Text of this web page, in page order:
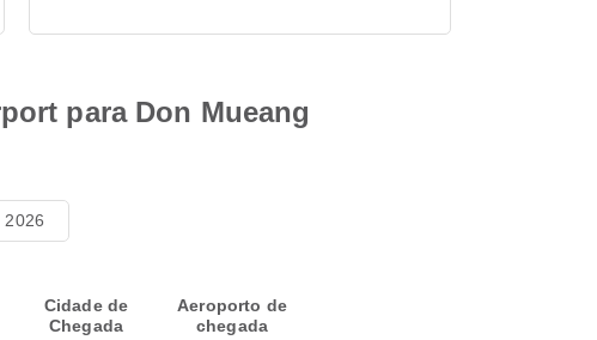
para Don Mueang
2026
Cidade de
Chegada
Aeroporto de
chegada